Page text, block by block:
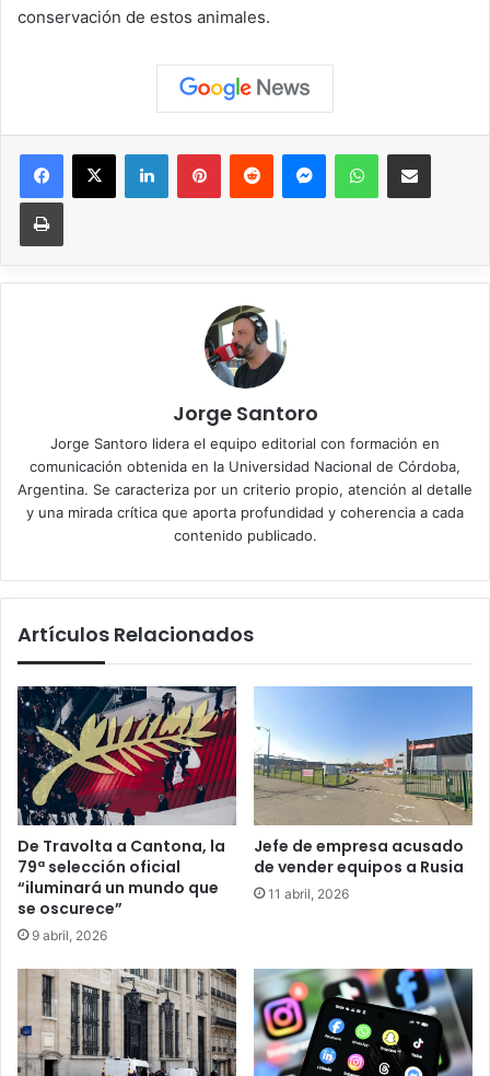
conservación de estos animales.
Facebook
X LinkedInPinterestReddit MessengerWhatsAppCompartir vía correo
Imprimir
Jorge Santoro
Jorge Santoro lidera el equipo editorial con formación en
comunicación obtenida en la Universidad Nacional de Córdoba,
Argentina. Se caracteriza por un criterio propio, atención al detalle
y una mirada crítica que aporta profundidad y coherencia a cada
contenido publicado.
Artículos Relacionados
De Travolta a Cantona, la
79ª selección oficial
“iluminará un mundo que
se oscurece”
9 abril, 2026
Jefe de empresa acusado
de vender equipos a Rusia
11 abril, 2026